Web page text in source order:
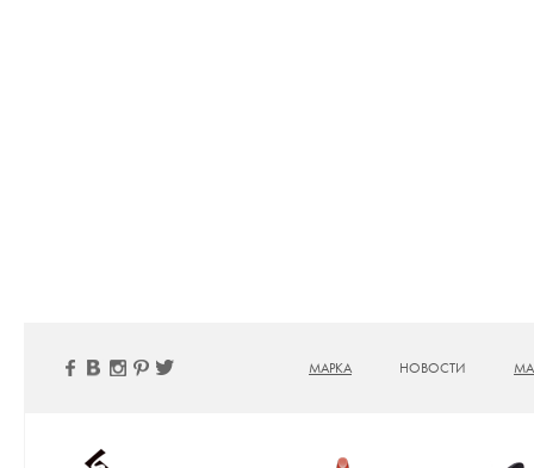
МАРКА НОВОСТИ